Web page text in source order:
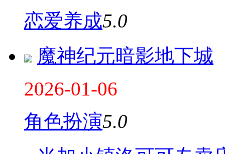
恋爱养成5.0
魔神纪元暗影地下城
2026-01-06
角色扮演5.0